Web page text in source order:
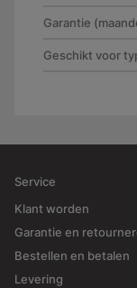
Garantie
Geschikt voor
Service
Klant worden
Garantie en
Bestellen en betalen
Levering